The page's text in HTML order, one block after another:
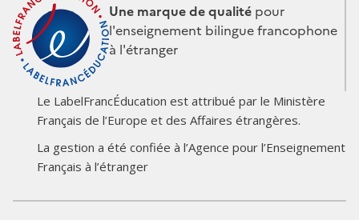
Une marque de qualité pour
l'enseignement bilingue francophone
à l'étranger
Logo
du
partenaire
Logo
du
partenaire
Le LabelFrancÉducation est attribué par le Ministère
Français de l’Europe et des Affaires étrangères.
La gestion a été confiée à l’Agence pour l’Enseignement
Français à l’étranger